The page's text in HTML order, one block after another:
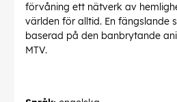
förvåning ett nätverk av
världen för alltid. En fängslande
baserad på den banbrytande
MTV.